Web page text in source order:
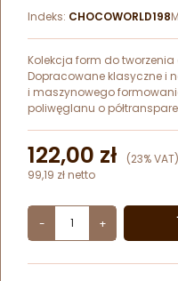
Indeks: CHOCOWORLD198
Kolekcja form do
Dopracowane klasyczne i
i maszynowego
poliwęglanu o
122,00 zł (23% VAT)
99,19 zł netto
- +